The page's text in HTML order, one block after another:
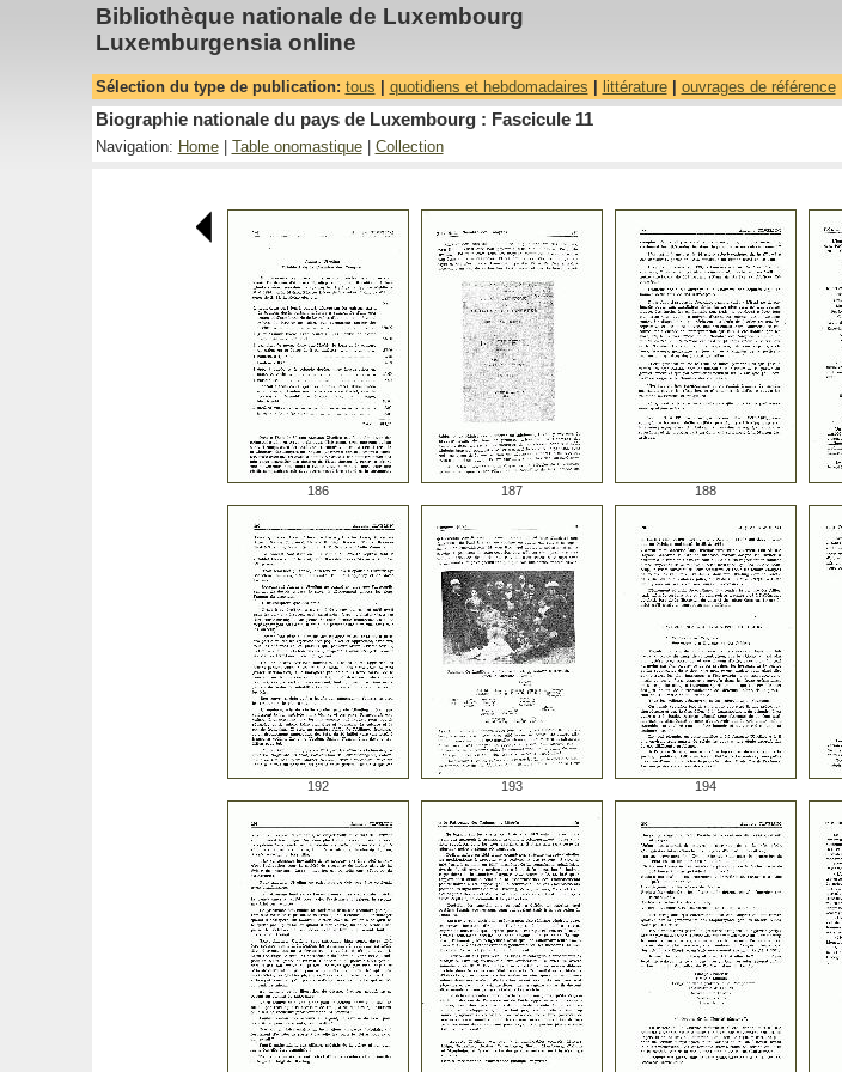
Bibliothèque nationale de Luxembourg
Luxemburgensia online
Sélection du type de publication: tous quotidiens et hebdomadaires littérature| ouvrages de référence|
Biographie nationale du pays de Luxembourg : Fascicule 11
Navigation: Home| Table onomastique| Collection
186 187 188
192 193 194